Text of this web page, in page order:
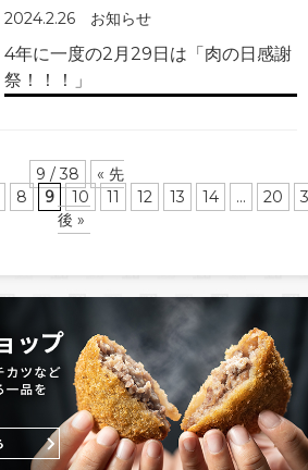
2024.2.26 お知らせ
4年に一度の2月29日は「肉の日感謝
祭！！！」
9 / 38
« 先
8 9 10 11 12 13 14 ... 20
後 »